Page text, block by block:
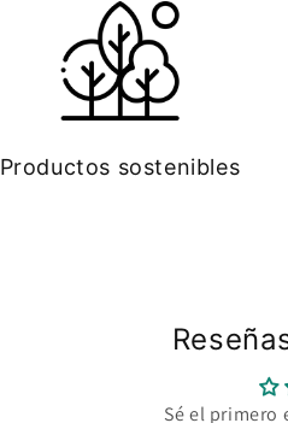
Productos sostenibles
Sé el primero